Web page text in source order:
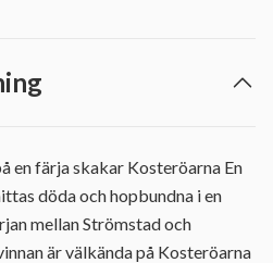
en färja skakar Kosteröarna En
döda och hopbundna i en
mellan Strömstad och
är välkända på Kosteröarna